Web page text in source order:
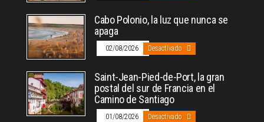
Cabo Polonio, la luz que nunca se
apaga
02/08/2026 Desactivado
Saint-Jean-Pied-de-Port, la gran
postal del sur de Francia en el
Camino de Santiago
01/08/2026 Desactivado